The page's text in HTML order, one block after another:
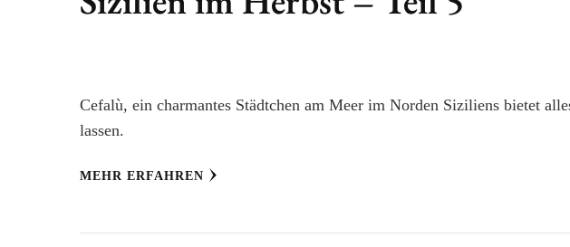
Cefalù, ein charmantes Städtchen am Meer im Norden Siziliens bietet
lassen.
MEHR ERFAHREN